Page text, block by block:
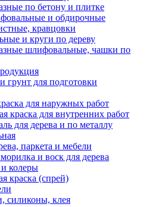
по бетону и плитке
и обдирочные
кравцовки
и круги по дереву
шлифовальные, чашки по
грунт для подготовки
для наружных работ
краска для внутренних работ
для дерева и по металлу
паркета и мебели
и воск для дерева
колеры
краска (спрей)
силиконы, клея